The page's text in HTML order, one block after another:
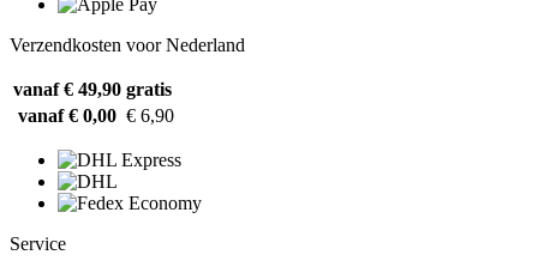
Verzendkosten voor Nederland
vanaf € 49,90 gratis
vanaf € 0,00 € 6,90
Service